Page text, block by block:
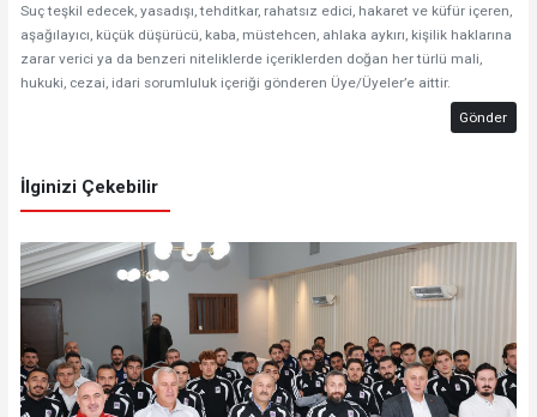
Suç teşkil edecek, yasadışı, tehditkar, rahatsız edici, hakaret ve küfür içeren,
aşağılayıcı, küçük düşürücü, kaba, müstehcen, ahlaka aykırı, kişilik haklarına
zarar verici ya da benzeri niteliklerde içeriklerden doğan her türlü mali,
hukuki, cezai, idari sorumluluk içeriği gönderen Üye/Üyeler’e aittir.
Gönder
İlginizi Çekebilir